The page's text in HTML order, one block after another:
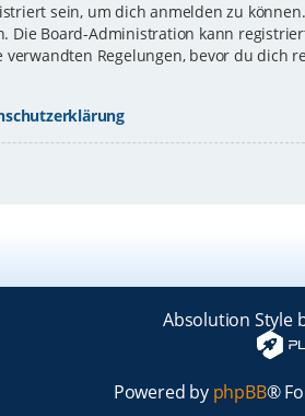
sein, um dich anmelden zu
Die Board-Administration kann
Regelungen, bevor du dich
Absolution Style
Powered by phpBB®